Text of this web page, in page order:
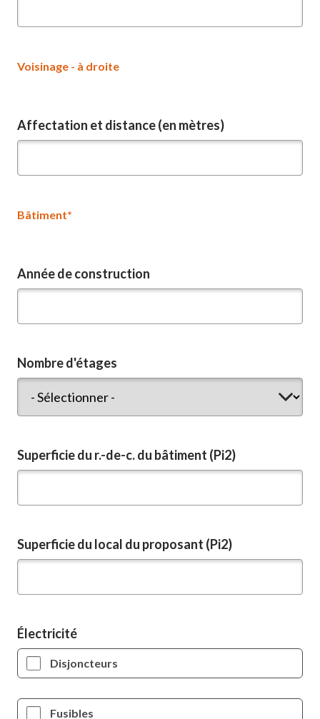
Voisinage - à droite
Affectation et distance (en mètres)
Bâtiment*
Année de construction
Nombre d'étages
d'étages
Superficie du r.-de-c. du bâtiment (Pi2)
Superficie du local du proposant (Pi2)
Électricité
Disjoncteurs
Fusibles